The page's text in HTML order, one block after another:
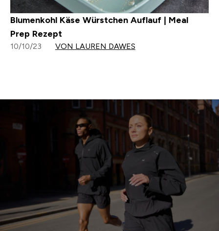
Blumenkohl Käse Würstchen Auflauf | Meal
Prep Rezept
10/10/23 VON LAUREN DAWES